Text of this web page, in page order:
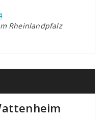
Rheinlandpfalz